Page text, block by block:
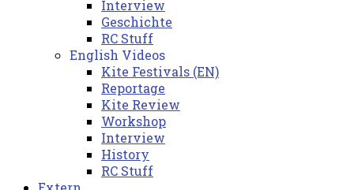
Interview
Geschichte
RC Stuff
English Videos
Kite Festivals (EN)
Reportage
Kite Review
Workshop
Interview
History
RC Stuff